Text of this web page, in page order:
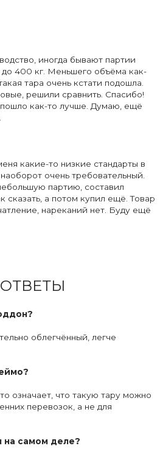
иногда бывают партии
400 кг. Меньшего объёма как-
тара очень кстати подошла.
решили сравнить. Спасибо!
как-то лучше. Думаю, ещё
какие-то низкие стандарты в
очень требовательный.
партию, составил
сказать, а потом купил ещё. Товар
нареканий нет. Буду ещё
облегчённый, легче
означает, что такую тару можно
перевозок, а не для
на самом деле?